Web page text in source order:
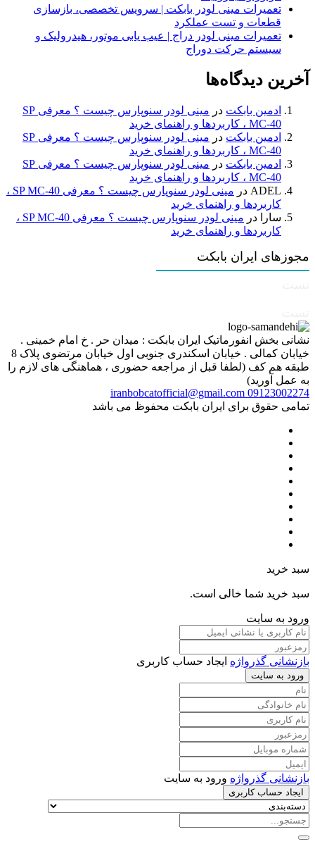
تعمیرات مینی لودر بابکت | سرویس تخصصی، بازسازی
قطعات و تست عملکرد
تعمیرات مینی لودر دراج | عیب یابی موتور، هیدرولیک و
سیستم حرکت دوراج
آخرین دیدگاه‌ها
ادمین بابکت در
مینی لودر سنوپارس چیست ؟ معرفی SP
MC-40 ، کاربردها و راهنمای خرید
ادمین بابکت در
مینی لودر سنوپارس چیست ؟ معرفی SP
MC-40 ، کاربردها و راهنمای خرید
ادمین بابکت در
مینی لودر سنوپارس چیست ؟ معرفی SP
MC-40 ، کاربردها و راهنمای خرید
ADEL در
مینی لودر سنوپارس چیست ؟ معرفی SP MC-40 ،
کاربردها و راهنمای خرید
سارا
در
مینی لودر سنوپارس چیست ؟ معرفی SP MC-40 ،
کاربردها و راهنمای خرید
مجوزهای ایران بابکت
نشانی بخش انفورماتیک ایران بابکت : میدان حر . خ امام خمینی .
خیابان کمالی . خیابان اسکندری جنوبی اول خیابان مرتضوی پلاک 8
طبقه هم کف (لطفا قبل از مراجعه حضوری ، هماهنگی های لازم را
به عمل آورید)
09123002274
iranbobcatofficial@gmail.com
تمامی حقوق برای ایران بابکت محفوظ می باشد
سبد خرید
سبد خرید شما خالی است.
ورود به سایت
بازنشانی گذرواژه ایجاد حساب کاربری
ورود به سایت
بازنشانی گذرواژه ورود به سایت
ایجاد حساب کاربری